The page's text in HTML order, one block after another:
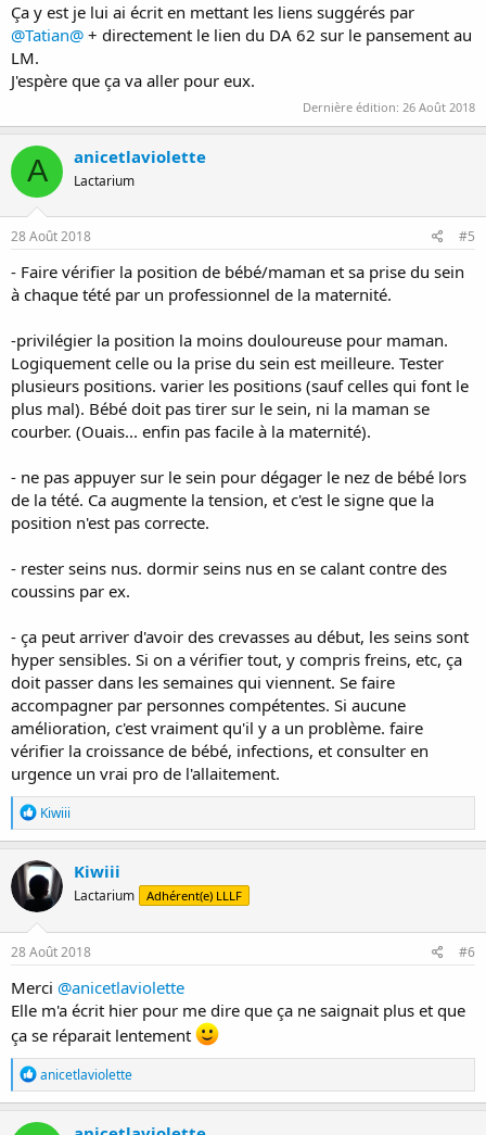
Ça y est je lui ai écrit en mettant les liens suggérés par
@Tatian@ + directement le lien du DA 62 sur le pansement au
LM.
J'espère que ça va aller pour eux.
Dernière édition: 26 Août 2018
A anicetlaviolette
Lactarium
28 Août 2018 #5
- Faire vérifier la position de bébé/maman et sa prise du sein
à chaque tété par un professionnel de la maternité.
-privilégier la position la moins douloureuse pour maman.
Logiquement celle ou la prise du sein est meilleure. Tester
plusieurs positions. varier les positions (sauf celles qui font le
plus mal). Bébé doit pas tirer sur le sein, ni la maman se
courber. (Ouais... enfin pas facile à la maternité).
- ne pas appuyer sur le sein pour dégager le nez de bébé lors
de la tété. Ca augmente la tension, et c'est le signe que la
position n'est pas correcte.
- rester seins nus. dormir seins nus en se calant contre des
coussins par ex.
- ça peut arriver d'avoir des crevasses au début, les seins sont
hyper sensibles. Si on a vérifier tout, y compris freins, etc, ça
doit passer dans les semaines qui viennent. Se faire
accompagner par personnes compétentes. Si aucune
amélioration, c'est vraiment qu'il y a un problème. faire
vérifier la croissance de bébé, infections, et consulter en
urgence un vrai pro de l'allaitement.
R
é
a
c
t
o
n
s
Kiwiii
Kiwiii
Lactarium Adhérent(e) LLLF
28 Août 2018 #6
Merci @anicetlaviolette
Elle m'a écrit hier pour me dire que ça ne saignait plus et que
ça se réparait lentement
R
é
a
c
anicetlaviolette